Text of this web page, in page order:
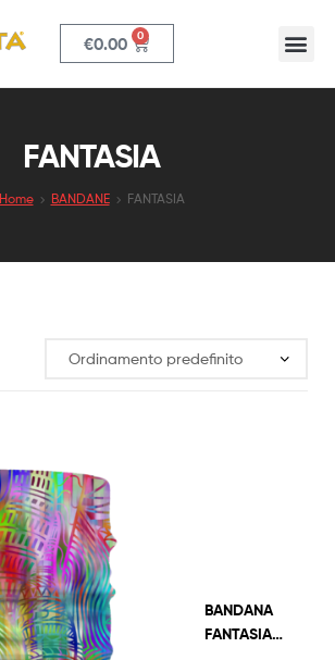
€0.00 0
FANTASIA
Home BANDANE FANTASIA
BANDANA
FANTASIA